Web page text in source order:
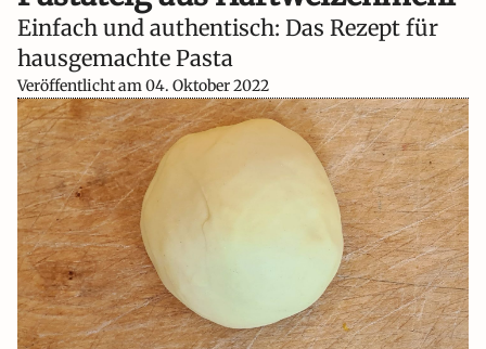
Einfach und authentisch: Das Rezept für
hausgemachte Pasta
Veröffentlicht am04. Oktober 2022